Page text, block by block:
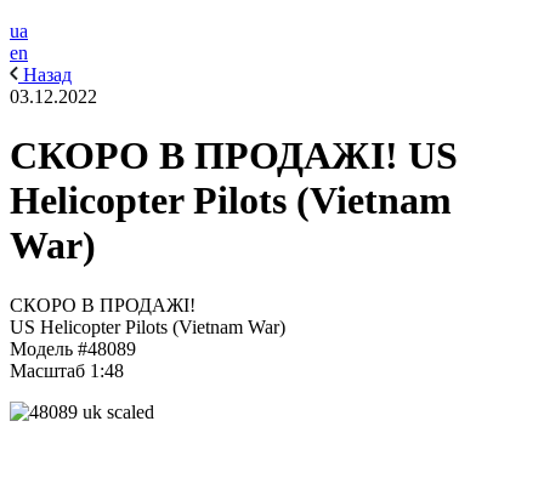
ua
en
Назад
03.12.2022
СКОРО В ПРОДАЖІ! US
Helicopter Pilots (Vietnam
War)
СКОРО В ПРОДАЖІ!
US Helicopter Pilots (Vietnam War)
Модель #48089
Масштаб 1:48